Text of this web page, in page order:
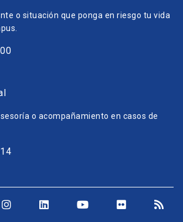
o situación que ponga en riesgo tu vida
o acompañamiento en casos de